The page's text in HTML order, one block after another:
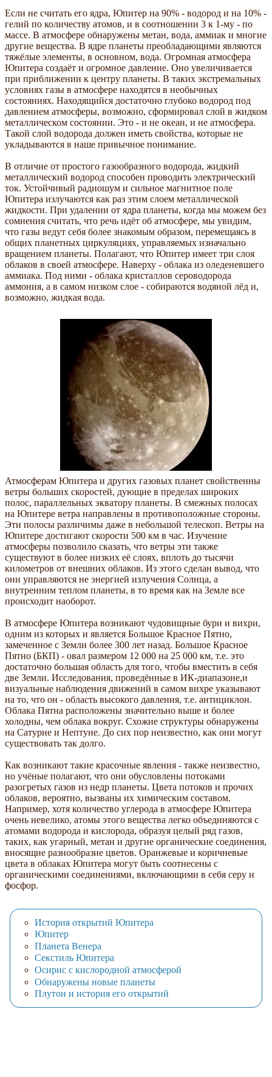
Если не считать его ядра, Юпитер на 90% - водород и на 10% -
гелий по количеству атомов, и в соотношении 3 к 1-му - по
массе. В атмосфере обнаружены метан, вода, аммиак и многие
другие вещества. В ядре планеты преобладающими являются
тяжёлые элементы, в основном, вода. Огромная атмосфера
Юпитера создаёт и огромное давление. Оно увеличивается
при приближении к центру планеты. В таких экстремальных
условиях газы в атмосфере находятся в необычных
состояниях. Находящийся достаточно глубоко водород под
давлением атмосферы, возможно, сформировал слой в жидком
металлическом состоянии. Это - и не океан, и не атмосфера.
Такой слой водорода должен иметь свойства, которые не
укладываются в наше привычное понимание.
В отличие от простого газообразного водорода, жидкий
металлический водород способен проводить электрический
ток. Устойчивый радиошум и сильное магнитное поле
Юпитера излучаются как раз этим слоем металлической
жидкости. При удалении от ядра планеты, когда мы можем без
сомнения считать, что речь идёт об атмосфере, мы увидим,
что газы ведут себя более знакомым образом, перемещаясь в
общих планетных циркуляциях, управляемых изначально
вращением планеты. Полагают, что Юпитер имеет три слоя
облаков в своей атмосфере. Наверху - облака из оледеневшего
аммиака. Под ними - облака кристаллов сероводорода
аммония, а в самом низком слое - собираются водяной лёд и,
возможно, жидкая вода.
Атмосферам Юпитера и других газовых планет свойственны
ветры больших скоростей, дующие в пределах широких
полос, параллельных экватору планеты. В смежных полосах
на Юпитере ветра направлены в противоположные стороны.
Эти полосы различимы даже в небольшой телескоп. Ветры на
Юпитере достигают скорости 500 км в час. Изучение
атмосферы позволило сказать, что ветры эти также
существуют в более низких её слоях, вплоть до тысячи
километров от внешних облаков. Из этого сделан вывод, что
они управляются не энергией излучения Солнца, а
внутренним теплом планеты, в то время как на Земле все
происходит наоборот.
В атмосфере Юпитера возникают чудовищные бури и вихри,
одним из которых и является Большое Красное Пятно,
замеченное с Земли более 300 лет назад. Большое Красное
Пятно (БКП) - овал размером 12 000 на 25 000 км, т.е. это
достаточно большая область для того, чтобы вместить в себя
две Земли. Исследования, проведённые в ИК-диапазоне,и
визуальные наблюдения движений в самом вихре указывают
на то, что он - область высокого давления, т.е. антициклон.
Облака Пятна расположены значительно выше и более
холодны, чем облака вокруг. Схожие структуры обнаружены
на Сатурне и Нептуне. До сих пор неизвестно, как они могут
существовать так долго.
Как возникают такие красочные явления - также неизвестно,
но учёные полагают, что они обусловлены потоками
разогретых газов из недр планеты. Цвета потоков и прочих
облаков, вероятно, вызваны их химическим составом.
Например, хотя количество углерода в атмосфере Юпитера
очень невелико, атомы этого вещества легко объединяются с
атомами водорода и кислорода, образуя целый ряд газов,
таких, как угарный, метан и другие органические соединения,
вносящие разнообразие цветов. Оранжевые и коричневые
цвета в облаках Юпитера могут быть соотнесены с
органическими соединениями, включающими в себя серу и
фосфор.
История открытий Юпитера
Юпитер
Планета Венера
Секстиль Юпитера
Осирис с кислородной атмосферой
Обнаружены новые планеты
Плутон и история его открытий